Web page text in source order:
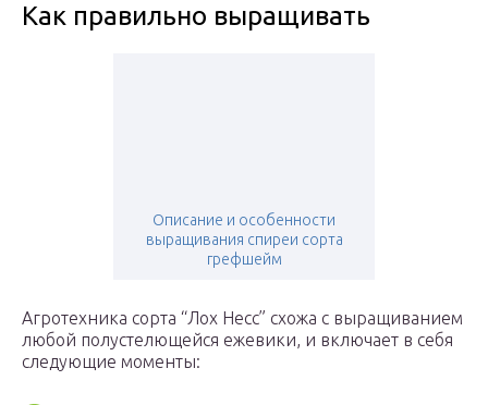
Как правильно выращивать
Описание и особенности
выращивания спиреи сорта
грефшейм
Агротехника сорта “Лох Несс” схожа с выращиванием
любой полустелющейся ежевики, и включает в себя
следующие моменты: